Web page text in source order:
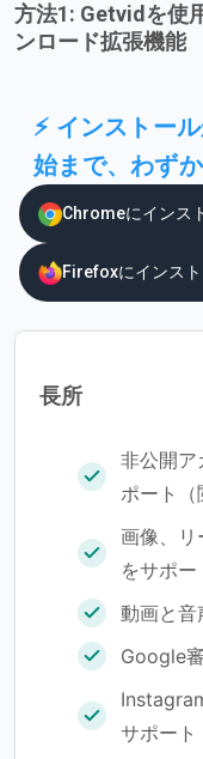
方法1: Getvidを使
ンロード拡張機能
⚡ インストー
始まで、わず
Chromeにインス
Firefoxにインス
長所
非公開ア
ポート（
画像、リ
をサポー
動画と音
Google
サポート